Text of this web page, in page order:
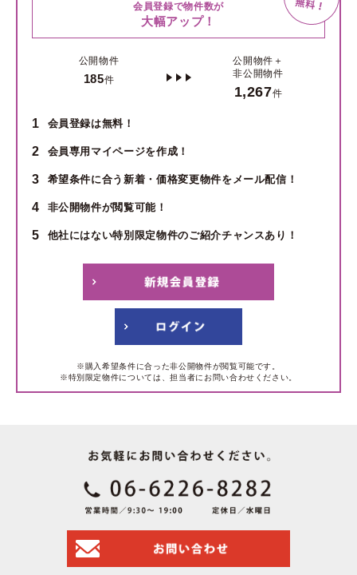
会員登録で物件数が
大幅アップ！
公開物件
185件
公開物件＋
非公開物件
1,267件
1 会員登録は無料！
2 会員専用マイページを作成！
3 希望条件に合う新着・価格変更物件をメール配信！
4 非公開物件が閲覧可能！
5 他社にはない特別限定物件のご紹介チャンスあり！
※購入希望条件に合った非公開物件が閲覧可能です。
※特別限定物件については、担当者にお問い合わせください。